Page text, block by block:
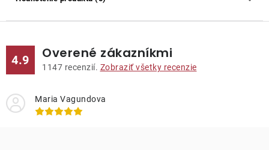
4.9 Overené zákazníkmi
1147 recenzií. Zobraziť všetky recenzie
Maria Vagundova